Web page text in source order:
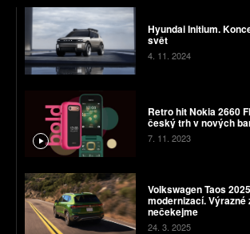
Hyundai Initium.
svět
4. 11. 2024
Retro hit Nokia 2660
český trh v nových
7. 11. 2023
Volkswagen Taos
modernizací. Výrazné
nečekejme
24. 3. 2025